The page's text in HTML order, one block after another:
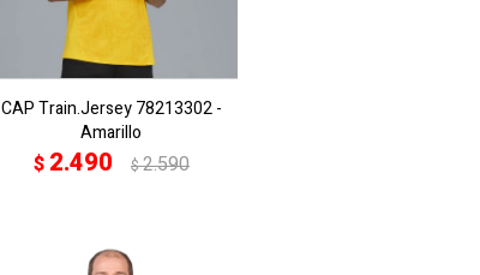
CAP Train.Jersey 78213302 -
Amarillo
$ 2.490 $2.590